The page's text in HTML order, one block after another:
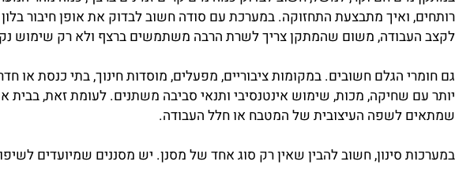
חם וקר, למשל, חשוב לבדוק כמה מים קרים זמינים ברצף, כמה מהר
ואיך מתבצעת התחזוקה. במערכת עם סודה חשוב לבדוק את אופן חיבור בלון
משום שהמתקן צריך לשרת הרבה משתמשים ברצף ולא רק שימוש
הגלם חשובים. במקומות ציבוריים, מפעלים, מוסדות חינוך, בתי כנסת או חדרי
לשפה העיצובית של המטבח או חלל העבודה.